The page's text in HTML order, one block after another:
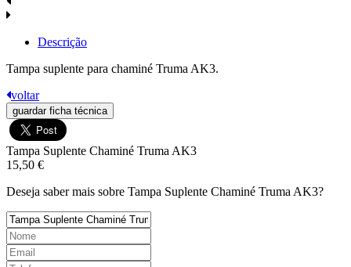
Descrição
Tampa suplente para chaminé Truma AK3.
voltar
guardar ficha técnica
Tampa Suplente Chaminé Truma AK3
15,50 €
Deseja saber mais sobre Tampa Suplente Chaminé Truma AK3?